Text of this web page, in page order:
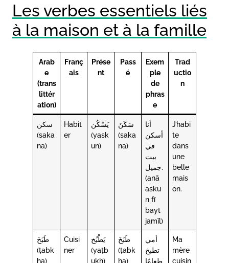
Les verbes essentiels liés
à la maison et à la famille
Arab
e
(trans
littér
ation)
Franç
ais
Prése
nt
Pass
é
Exem
ple
de
phras
e
Trad
uctio
n
سكن
(saka
na)
Habit
er
يَسْكُن
(yask
un)
سَكَنَ
(saka
na)
أنا
أسكن
في
بيت
جميل.
(anā
asku
n fī
bayt
jamīl)
J’habi
te
dans
une
belle
mais
on.
طَبَخَ
(ṭabk
ha)
Cuisi
ner
يَطْبُخ
(yaṭb
ukh)
طَبَخَ
(ṭabk
ha)
أمي
تطبخ
طعامًا
Ma
mère
cuisin